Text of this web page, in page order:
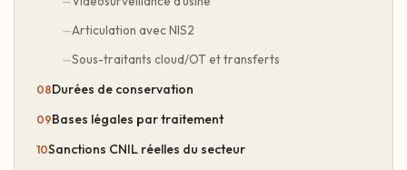
Articulation avec NIS2
Sous-traitants cloud/OT et transferts
Durées de conservation
Bases légales par traitement
Sanctions CNIL réelles du secteur